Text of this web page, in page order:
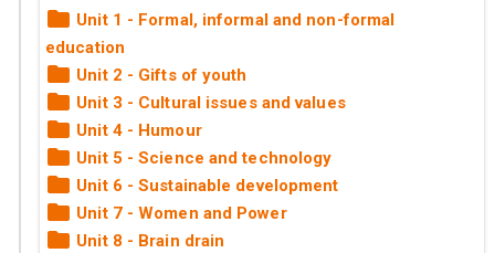
Unit 1 - Formal, informal and non-formal
education
Unit 2 - Gifts of youth
Unit 3 - Cultural issues and values
Unit 4 - Humour
Unit 5 - Science and technology
Unit 6 - Sustainable development
Unit 7 - Women and Power
Unit 8 - Brain drain